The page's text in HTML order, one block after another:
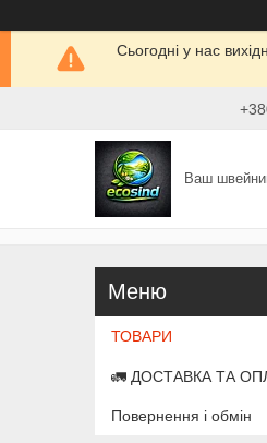
Сьогодні у нас
Ваш
ТОВАРИ
🚛 ДОСТАВКА ТА
Повернення і обмін